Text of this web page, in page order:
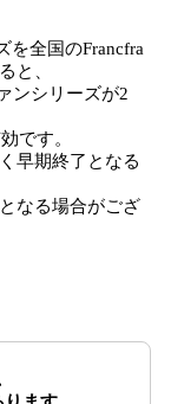
を全国のFrancfra
と、
ンシリーズが2
です。
早期終了となる
なる場合がござ